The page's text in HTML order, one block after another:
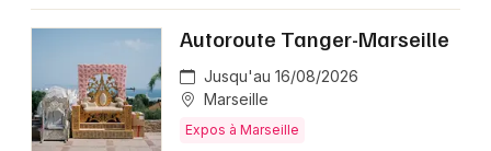
Autoroute Tanger-Marseille
Jusqu'au 16/08/2026
Marseille
Expos à Marseille